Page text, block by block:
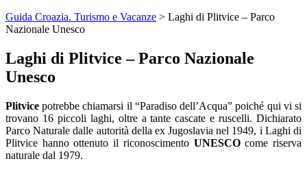
Guida Croazia. Turismo e Vacanze > Laghi di Plitvice – Parco
Nazionale Unesco
Laghi di Plitvice – Parco Nazionale
Unesco
Plitvice potrebbe chiamarsi il “Paradiso dell’Acqua” poiché qui vi si
trovano 16 piccoli laghi, oltre a tante cascate e ruscelli. Dichiarato
Parco Naturale dalle autorità della ex Jugoslavia nel 1949, i Laghi di
Plitvice hanno ottenuto il riconoscimento UNESCOcome riserva
naturale dal 1979.